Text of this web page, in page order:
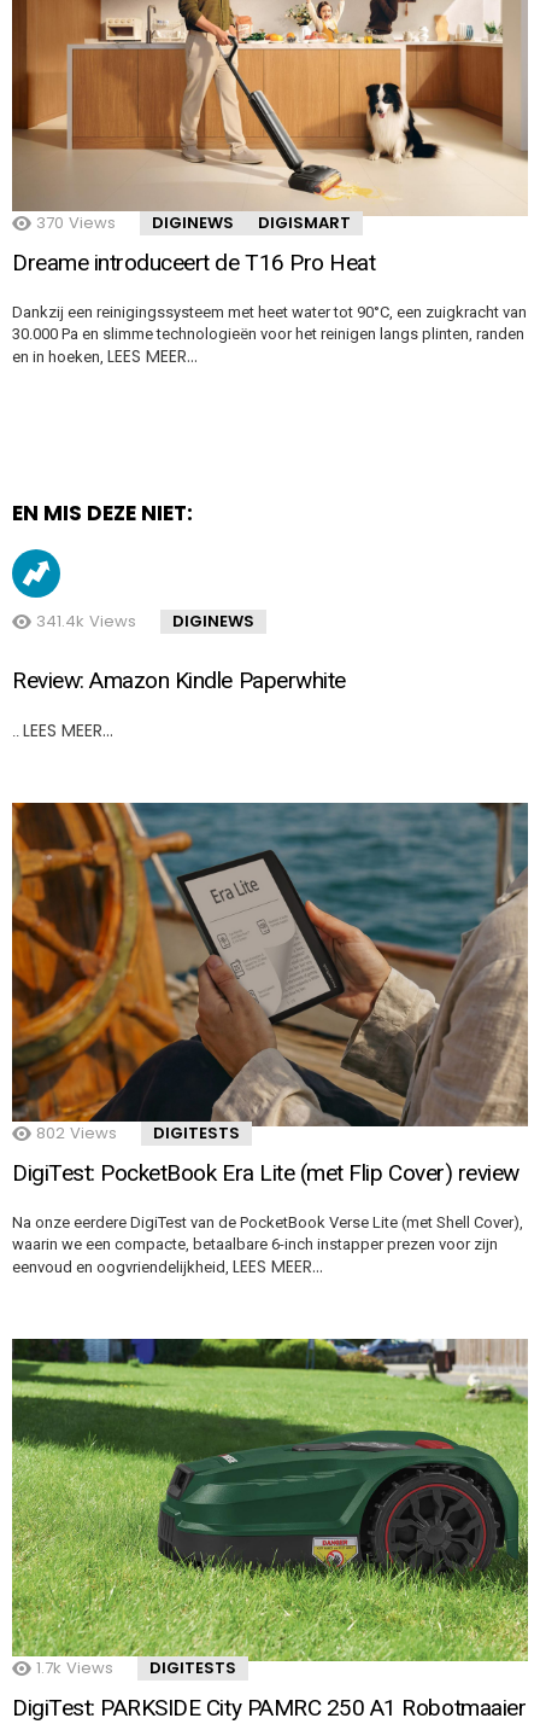
370 Views DIGINEWS DIGISMART
Dreame introduceert de T16 Pro Heat
Dankzij een reinigingssysteem met heet water tot 90°C, een zuigkracht van
30.000 Pa en slimme technologieën voor het reinigen langs plinten, randen
en in hoeken, LEES MEER…
EN MIS DEZE NIET:
341.4k Views DIGINEWS
Review: Amazon Kindle Paperwhite
.. LEES MEER…
802 Views DIGITESTS
DigiTest: PocketBook Era Lite (met Flip Cover) review
Na onze eerdere DigiTest van de PocketBook Verse Lite (met Shell Cover),
waarin we een compacte, betaalbare 6-inch instapper prezen voor zijn
eenvoud en oogvriendelijkheid, LEES MEER…
1.7k Views DIGITESTS
DigiTest: PARKSIDE City PAMRC 250 A1 Robotmaaier